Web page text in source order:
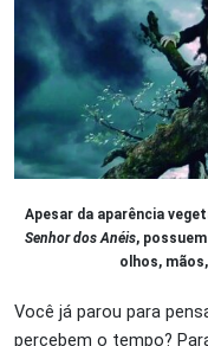
Apesar da aparência
Senhor dos Anéis,
olhos,
Você já parou para
percebem o tempo?